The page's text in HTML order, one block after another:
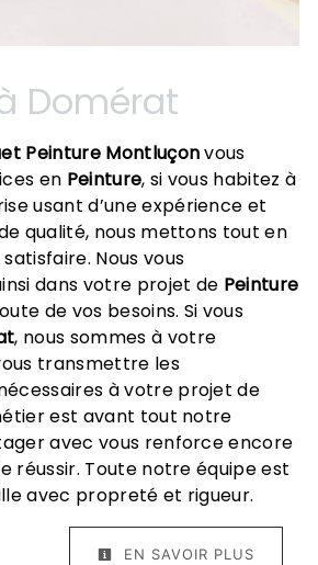
Domérat
Peinture Montluçonvous
en Peinture, si vous habitez à
usant d’une expérience et
qualité, nous mettons tout en
Nous vous
dans votre projet de Peinture
de vos besoins. Si vous
, nous sommes à votre
transmettre les
à votre projet de
est avant tout notre
avec vous renforce encore
réussir. Toute notre équipe est
avec propreté et rigueur.
EN SAVOIR PLUS